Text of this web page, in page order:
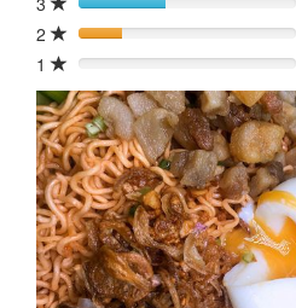
40%
2
20%
1
0%